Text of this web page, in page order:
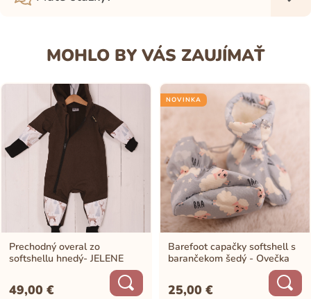
MOHLO BY VÁS ZAUJÍMAŤ
Prechodný overal zo
softshellu hnedý- JELENE
49,00€
NOVINKA
Barefoot capačky softshell s
barančekom šedý - Ovečka
25,00€